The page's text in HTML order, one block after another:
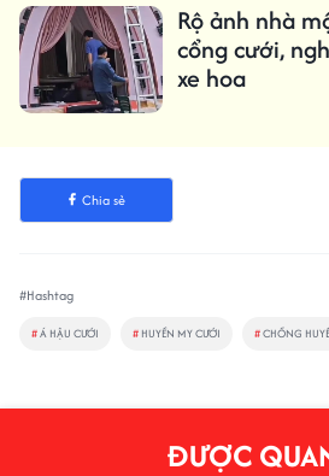
Rộ ảnh nhà
cổng cưới,
xe hoa
Chia sẻ
#Hashtag
#Á HẬU CƯỚI # HUYỀN MY CƯỚI #CHỒNG
ĐƯỢC